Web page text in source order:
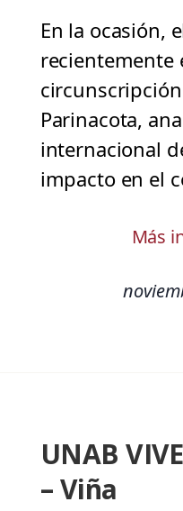
En la ocasión,
recientemente
Parinacota,
internacional
impacto en el
Más
UNAB
– Viña